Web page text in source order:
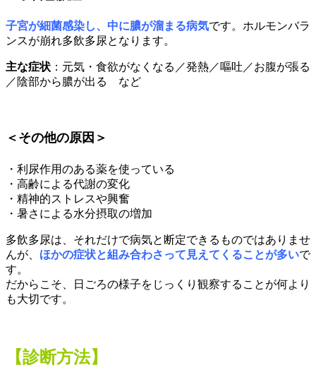
子宮が細菌感染し、中に膿が溜まる病気です。ホルモンバラ
ンスが崩れ多飲多尿となります。
主な症状 ：元気・食欲がなくなる／発熱／嘔吐／お腹が張る
／陰部から膿が出る など
＜その他の原因＞
・利尿作用のある薬を使っている
・高齢による代謝の変化
・精神的ストレスや興奮
・暑さによる水分摂取の増加
多飲多尿は、それだけで病気と断定できるものではありませ
んが、 ほかの症状と組み合わさって見えてくることが多いで
す。
だからこそ、日ごろの様子をじっくり観察することが何より
も大切です。
【診断方法】